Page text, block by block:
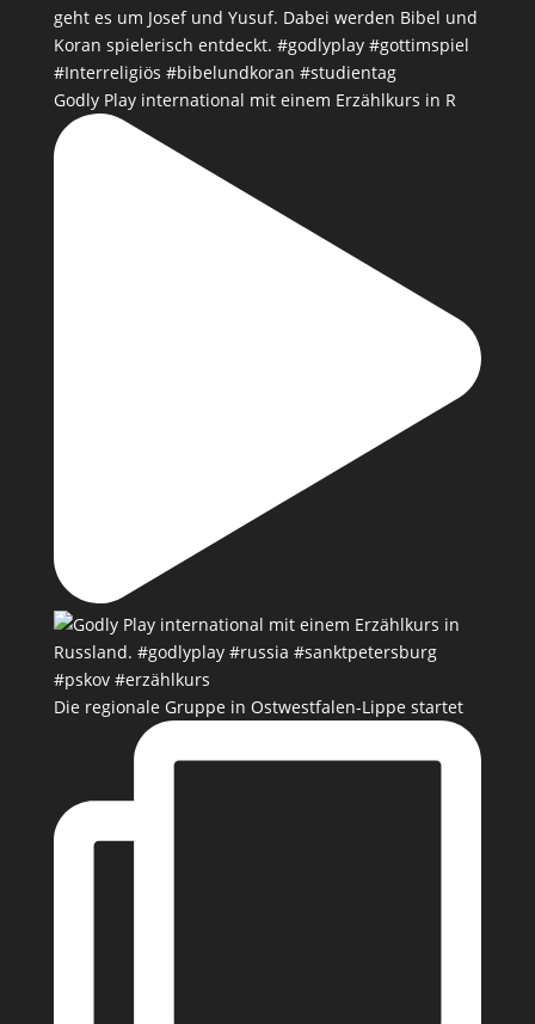
Godly Play international mit einem Erzählkurs in R
Die regionale Gruppe in Ostwestfalen-Lippe startet